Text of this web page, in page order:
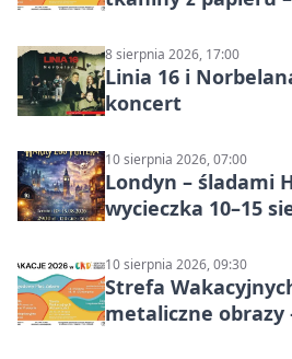
8 sierpnia 2026, 17:00
Linia 16 i
koncert
10 sierpnia 2026, 07:00
Londyn – śladami
wycieczka 10–15
10 sierpnia 2026, 09:30
Strefa
metaliczne obrazy